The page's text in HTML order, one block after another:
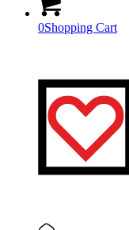
0Shopping Cart